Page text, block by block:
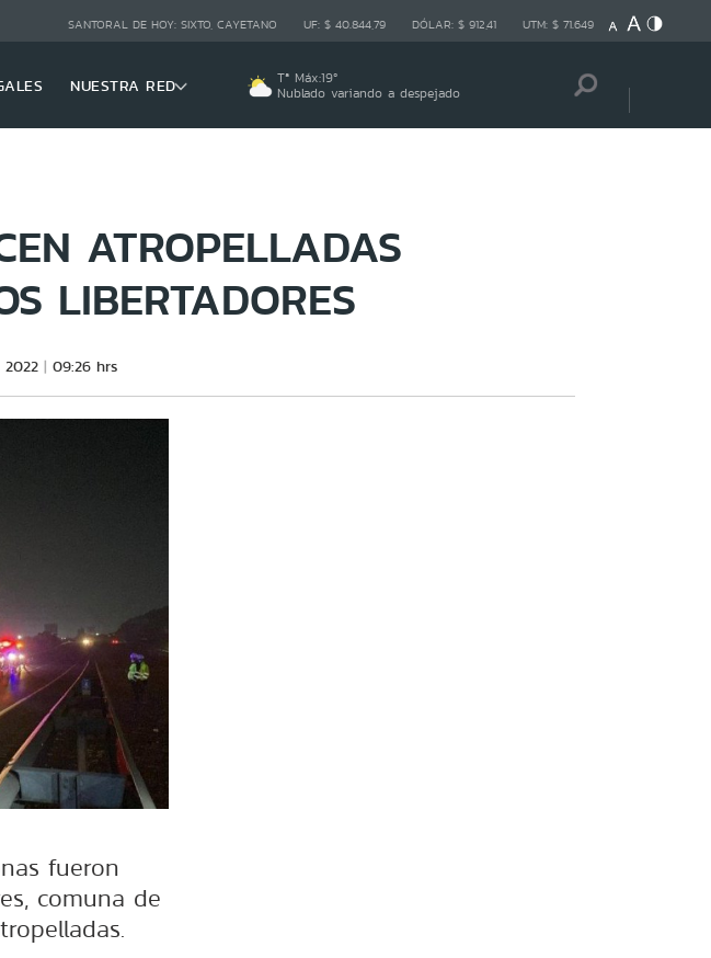
SANTORAL DE HOY: SIXTO, CAYETANO UF: $ 40.844,79 DÓLAR: $ 912,41 UTM: $ 71.649
NUESTRA RED Tª Máx:19º
Nublado variando a despejado
ATROPELLADAS
LIBERTADORES
09:26 hrs
fueron
comuna de